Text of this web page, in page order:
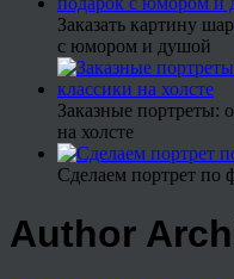
Заказать картину
с юмором и душой
Заказные портреты:
на холсте
Сделаем портрет по
Author